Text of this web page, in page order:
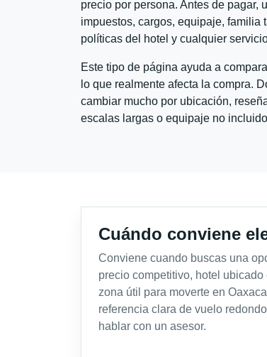
precio por persona. Antes de pagar,
impuestos, cargos, equipaje, familia
políticas del hotel y cualquier
Este tipo de página ayuda a
lo que realmente afecta la compra.
cambiar mucho por ubicación,
escalas largas o equipaje no
Cuándo conviene
Conviene cuando buscas una
precio competitivo, hotel ubicado
zona útil para moverte en
referencia clara de vuelo
hablar con un asesor.